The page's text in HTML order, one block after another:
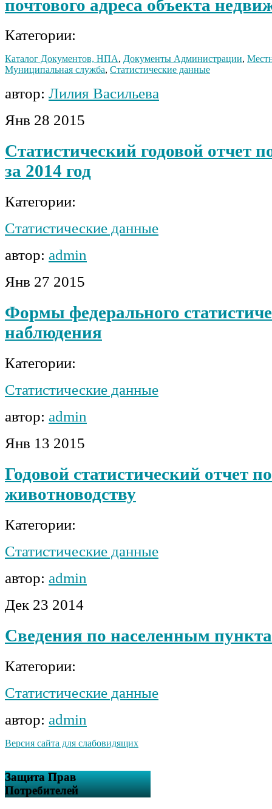
почтового адреса объекта
Категории:
Каталог Документов, НПА, Документы Администрации,
Муниципальная служба, Статистические данные
автор: Лилия Васильева
Янв 28 2015
Статистический годовой отчет
за 2014 год
Категории:
Статистические данные
автор: admin
Янв 27 2015
Формы федерального
наблюдения
Категории:
Статистические данные
автор: admin
Янв 13 2015
Годовой статистический отчет по
животноводству
Категории:
Статистические данные
автор: admin
Дек 23 2014
Сведения по населенным
Категории:
Статистические данные
автор: admin
Версия сайта для слабовидящих
Защита Прав
Потребителей